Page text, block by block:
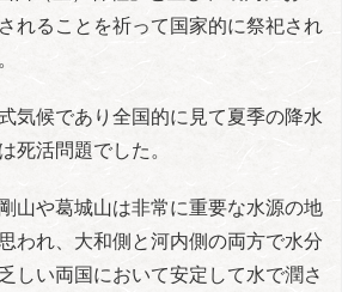
れることを祈って国家的に祭祀され
気候であり全国的に見て夏季の降水
死活問題でした。
山や葛城山は非常に重要な水源の地
われ、大和側と河内側の両方で水分
しい両国において安定して水で潤さ